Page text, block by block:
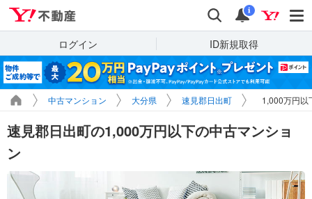
検索 通知
i
ログイン ID新規取得
中古マンション 大分県 速見郡日出町 1,000万円以
速見郡日出町の1,000万円以下の中古マンショ
ン